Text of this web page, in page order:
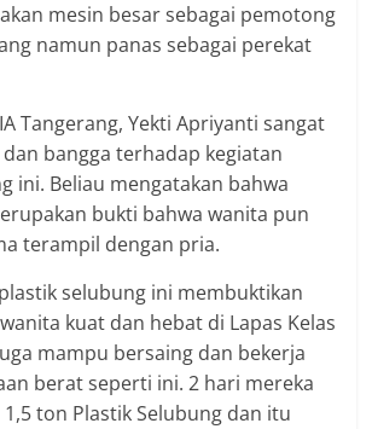
mesin besar sebagai pemotong
namun panas sebagai perekat
Tangerang, Yekti Apriyanti sangat
bangga terhadap kegiatan
ini. Beliau mengatakan bahwa
bukti bahwa wanita pun
terampil dengan pria.
selubung ini membuktikan
kuat dan hebat di Lapas Kelas
mampu bersaing dan bekerja
berat seperti ini. 2 hari mereka
ton Plastik Selubung dan itu